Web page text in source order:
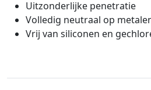
Uitzonderlijke penetratie
Volledig neutraal op
Vrij van siliconen en